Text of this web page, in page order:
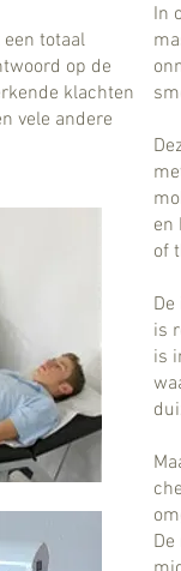
totaal
op de
klachten
vele andere
In
en
of
is
is